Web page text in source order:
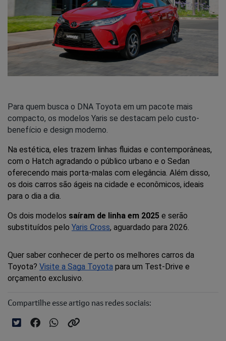
Para quem busca o DNA Toyota em um pacote mais
compacto, os modelos Yaris se destacam pelo custo-
benefício e design moderno.
Na estética, eles trazem linhas fluidas e contemporâneas,
com o Hatch agradando o público urbano e o Sedan
oferecendo mais porta-malas com elegância. Além disso,
os dois carros são ágeis na cidade e econômicos, ideais
para o dia a dia.
Os dois modelos saíram de linha em 2025 e serão
substituídos pelo Yaris Cross, aguardado para 2026.
Quer saber conhecer de perto os melhores carros da
Toyota? Visite a Saga Toyota para um Test-Drive e
orçamento exclusivo.
Compartilhe esse artigo nas redes sociais: